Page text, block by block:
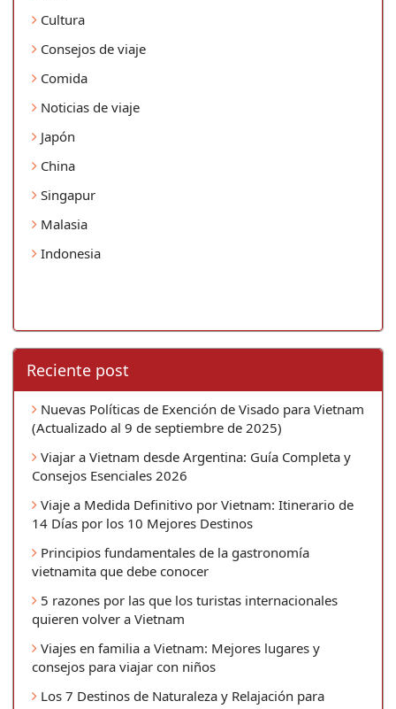
Cultura
Consejos de viaje
Comida
Noticias de viaje
Japón
China
Singapur
Malasia
Indonesia
Reciente post
Nuevas Políticas de Exención de Visado para Vietnam
(Actualizado al 9 de septiembre de 2025)
Viajar a Vietnam desde Argentina: Guía Completa y
Consejos Esenciales 2026
Viaje a Medida Definitivo por Vietnam: Itinerario de
14 Días por los 10 Mejores Destinos
Principios fundamentales de la gastronomía
vietnamita que debe conocer
5 razones por las que los turistas internacionales
quieren volver a Vietnam
Viajes en familia a Vietnam: Mejores lugares y
consejos para viajar con niños
Los 7 Destinos de Naturaleza y Relajación para